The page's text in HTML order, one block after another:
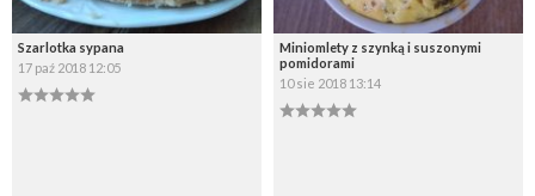
Szarlotka sypana
17 paź 2018 12:05
Miniomlety z szynką i suszonymi
pomidorami
10 sie 2018 13:14